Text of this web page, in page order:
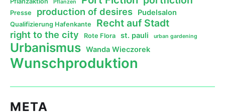
Pflanzen
Presse production of desires Pudelsalon
Qualifizierung Hafenkante Recht auf Stadt
right to the city Rote Flora st. pauli urban gardening
Urbanismus Wanda Wieczorek
Wunschproduktion
META